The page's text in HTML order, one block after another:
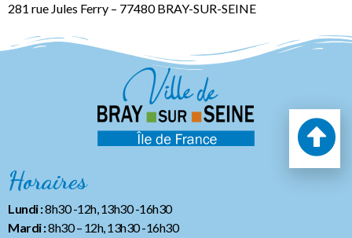
281 rue Jules Ferry – 77480 BRAY-SUR-SEINE
Horaires
Lundi :8h30 -12h, 13h30 -16h30
Mardi :8h30 – 12h, 13h30 -16h30